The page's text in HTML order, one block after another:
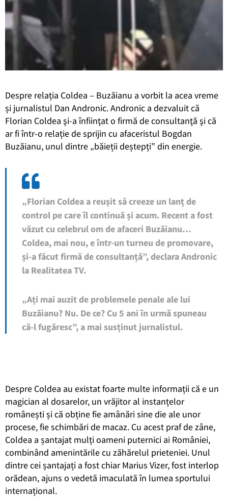
Despre relația Coldea – Buzăianu a vorbit la acea vreme
și jurnalistul Dan Andronic. Andronic a dezvaluit că
Florian Coldea şi-a înfiinţat o firmă de consultanţă şi că
ar fi într-o relație de sprijin cu afaceristul Bogdan
Buzăianu, unul dintre „băieții deștepți” din energie.
„Florian Coldea a reușit să creeze un lanț de
control pe care îl continuă și acum. Recent a fost
văzut cu celebrul om de afaceri Buzăianu…
Coldea, mai nou, e într-un turneu de promovare,
și-a făcut firmă de consultanță”, declara Andronic
la Realitatea TV.
„Ați mai auzit de problemele penale ale lui
Buzăianu? Nu. De ce? Cu 5 ani în urmă spuneau
că-l fugăresc”, a mai susținut jurnalistul.
Despre Coldea au existat foarte multe informații că e un
magician al dosarelor, un vrăjitor al instanțelor
românești și că obține fie amânări sine die ale unor
procese, fie schimbări de macaz. Cu acest praf de zâne,
Coldea a șantajat mulți oameni puternici ai României,
combinând amenintările cu zăhărelul prieteniei. Unul
dintre cei șantajați a fost chiar Marius Vizer, fost interlop
orădean, ajuns o vedetă imaculată în lumea sportului
internațional.